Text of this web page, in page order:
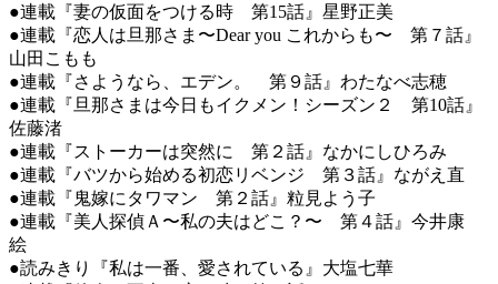
●連載『妻の仮面をつける時 第15話』星野正美
●連載『恋人は旦那さま〜Dear you これからも〜 第７話』
山田こもも
●連載『さようなら、エデン。 第９話』わたなべ志穂
●連載『旦那さまは今日もイクメン！シーズン２ 第10話』
佐藤渚
●連載『ストーカーは突然に 第２話』なかにしひろみ
●連載『バツから始める初恋リベンジ 第３話』ながえ直
●連載『鬼嫁にタワマン 第２話』粒見よう子
●連載『美人探偵Ａ〜私の夫はどこ？〜 第４話』今井康
絵
●読みきり『私は一番、愛されている』大塩七華